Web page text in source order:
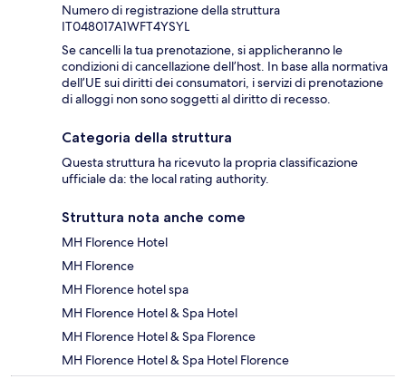
Numero di registrazione della struttura
IT048017A1WFT4YSYL
Se cancelli la tua prenotazione, si applicheranno le
condizioni di cancellazione dell’host. In base alla normativa
dell’UE sui diritti dei consumatori, i servizi di prenotazione
di alloggi non sono soggetti al diritto di recesso.
Categoria della struttura
Questa struttura ha ricevuto la propria classificazione
ufficiale da: the local rating authority.
Struttura nota anche come
MH Florence Hotel
MH Florence
MH Florence hotel spa
MH Florence Hotel & Spa Hotel
MH Florence Hotel & Spa Florence
MH Florence Hotel & Spa Hotel Florence